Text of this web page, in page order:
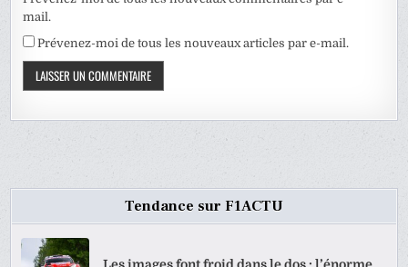
mail.
Prévenez-moi de tous les nouveaux articles par e-mail.
Tendance sur F1ACTU